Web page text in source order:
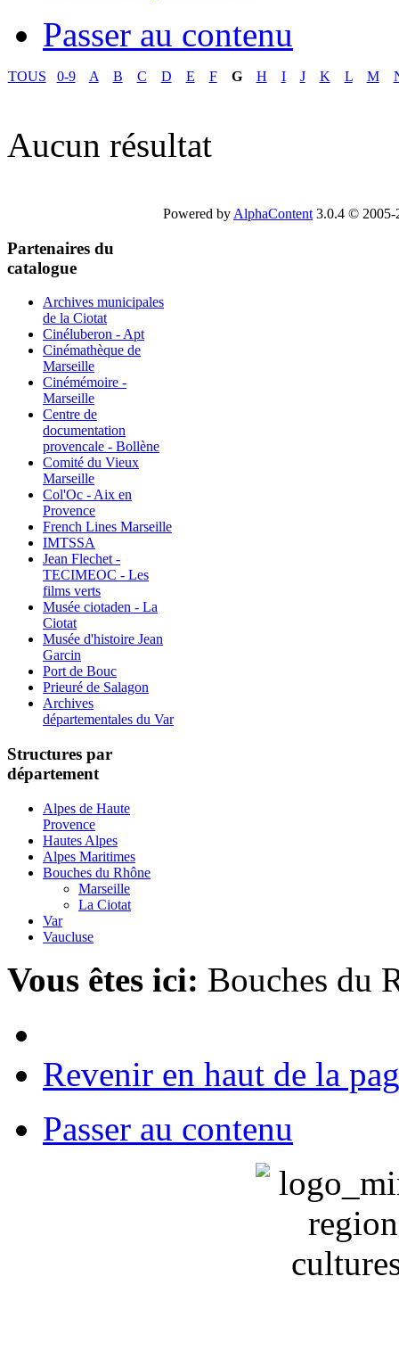
Passer au contenu
TOUS 0-9 A B C D E F G H I J K L M
Aucun résultat
Powered by AlphaContent 3.0.4 © 2005-
Partenaires du
catalogue
Archives municipales
de la Ciotat
Cinéluberon - Apt
Cinémathèque de
Marseille
Cinémémoire -
Marseille
Centre de
documentation
provencale - Bollène
Comité du Vieux
Marseille
Col'Oc - Aix en
Provence
French Lines Marseille
IMTSSA
Jean Flechet -
TECIMEOC - Les
films verts
Musée ciotaden - La
Ciotat
Musée d'histoire Jean
Garcin
Port de Bouc
Prieuré de Salagon
Archives
départementales du Var
Structures par
département
Alpes de Haute
Provence
Hautes Alpes
Alpes Maritimes
Bouches du Rhône
Marseille
La Ciotat
Var
Vaucluse
Vous êtes ici: Bouches du
Revenir en haut de la
Passer au contenu